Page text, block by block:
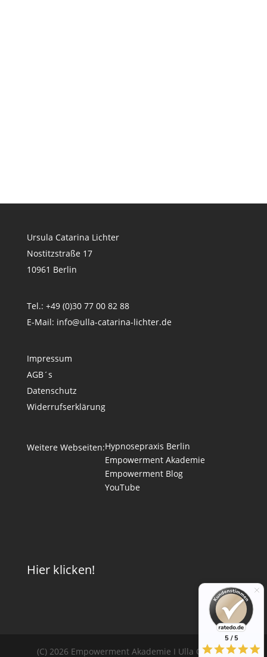
Ursula Catarina Lichter
Nostitzstraße 17
10961 Berlin
Tel.: +49 (0)30 77 00 82 88
E-Mail: info@ulla-catarina-lichter.de
Impressum
AGB´s
Datenschutz
Widerrufserklärung
Weitere Webseiten:Hypnosepraxis Berlin
Empowerment Akademie
Empowerment Blog
YouTube
Hier klicken!
(C) 2026 Empowerment Akademie I Ulla Catarina
5 / 5